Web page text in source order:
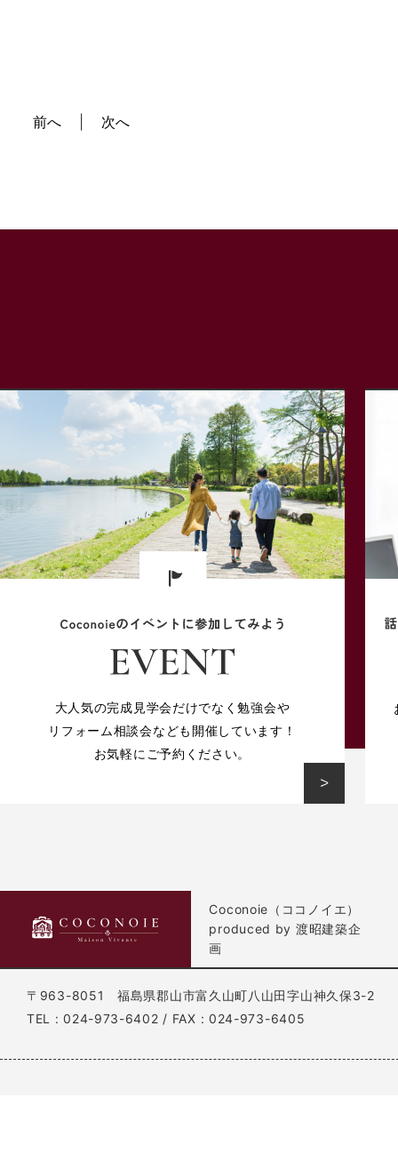
前へ 次へ
大人気の完成見学会だけでなく勉強会や
リフォーム相談会なども開催しています！
お気軽にご予約ください。
Coconoie（ココノイエ）
produced by 渡昭建築企
画
〒963-8051
福島県郡山市富久山町八山田字山神久保3-2
TEL : 024-973-6402 / FAX : 024-973-6405